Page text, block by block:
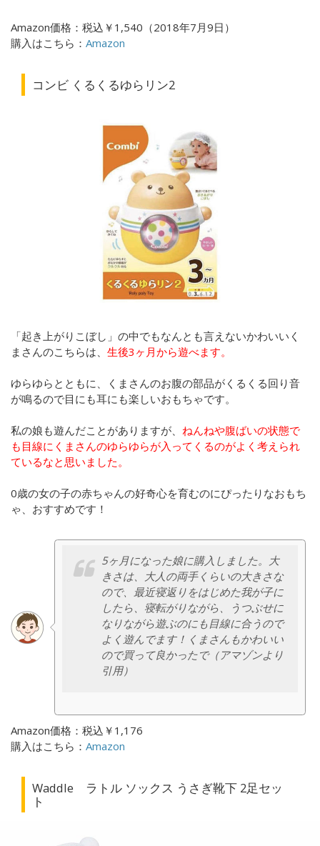
Amazon価格：税込￥1,540（2018年7月9日）
購入はこちら： Amazon
コンビ くるくるゆらリン2
「起き上がりこぼし」の中でもなんとも言えないかわいいく
まさんのこちらは、 生後3ヶ月から遊べます。
ゆらゆらとともに、くまさんのお腹の部品がくるくる回り音
が鳴るので目にも耳にも楽しいおもちゃです。
私の娘も遊んだことがありますが、 ねんねや腹ばいの状態で
も目線にくまさんのゆらゆらが入ってくるのがよく考えられ
ているなと思いました。
0歳の女の子の赤ちゃんの好奇心を育むのにぴったりなおもち
ゃ、おすすめです！
5ヶ月になった娘に購入しました。大
きさは、大人の両手くらいの大きさな
ので、最近寝返りをはじめた我が子に
したら、寝転がりながら、うつぶせに
なりながら遊ぶのにも目線に合うので
よく遊んでます！くまさんもかわいい
ので買って良かったで（アマゾンより
引用）
Amazon価格：税込￥1,176
購入はこちら： Amazon
Waddle ラトル ソックス うさぎ靴下 2足セッ
ト